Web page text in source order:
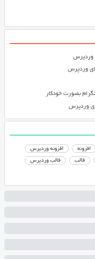
وردپرس
وردپرس
بصورت خودکار
افزونه افزونه وردپرس
قالب قالب وردپرس